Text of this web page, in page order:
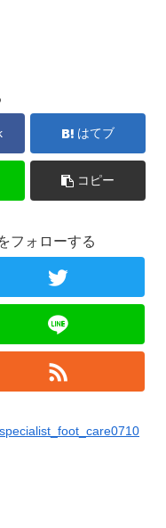
はてブ
コピー
フォローする
specialist_foot_care0710